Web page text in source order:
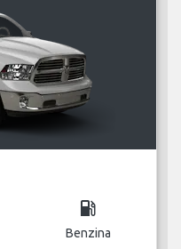
local_gas_station
Benzina